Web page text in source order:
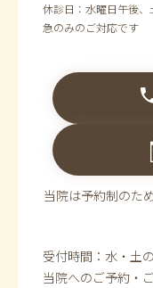
休診日：水曜日午後
急のみのご対応です
当院は予約制のた
受付時間：水・土
当院へのご予約・